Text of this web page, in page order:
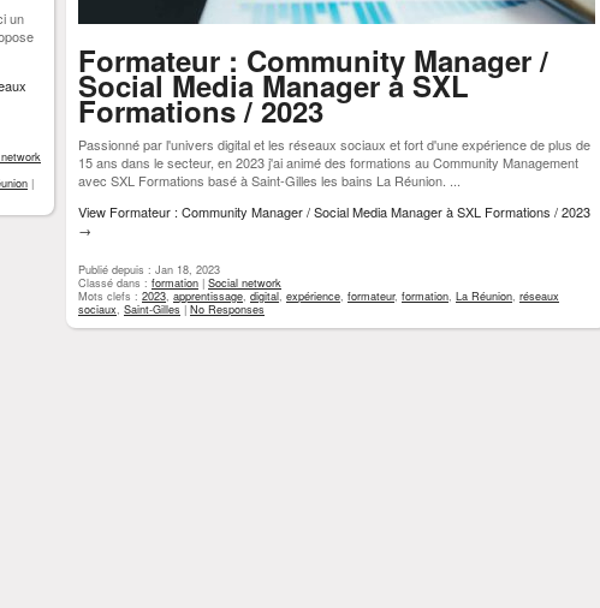
un
|
Formateur : Community Manager /
Social Media Manager à SXL
Formations / 2023
Passionné par l'univers digital et les réseaux sociaux et fort d'une expérience de plus de
15 ans dans le secteur, en 2023 j'ai animé des formations au Community Management
avec SXL Formations basé à Saint-Gilles les bains La Réunion. ...
View Formateur : Community Manager / Social Media Manager à SXL Formations / 2023
→
Publié depuis : Jan 18, 2023
Classé dans : formation | Social network
Mots clefs : 2023, apprentissage, digital, expérience, formateur, formation, La Réunion, réseaux
sociaux, Saint-Gilles | No Responses